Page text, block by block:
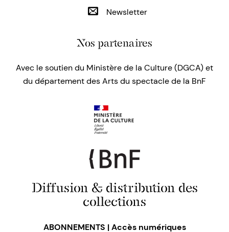
Newsletter
Nos partenaires
Avec le soutien du Ministère de la Culture (DGCA) et
du département des Arts du spectacle de la BnF
Diffusion & distribution des
collections
ABONNEMENTS | Accès numériques